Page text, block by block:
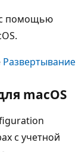
помощью
Развертывание
macOS
с учетной